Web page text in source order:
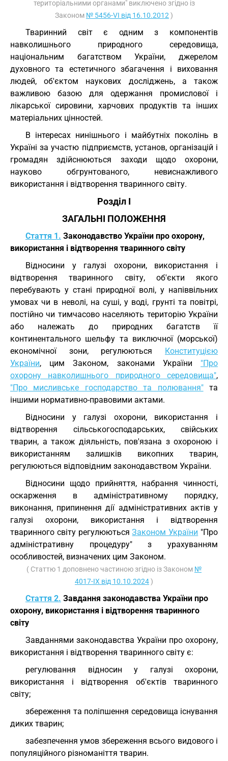
територіальними органами" виключено згідно із
Законом № 5456-VI від 16.10.2012 )
Тваринний світ є одним з компонентів
навколишнього природного середовища,
національним багатством України, джерелом
духовного та естетичного збагачення і виховання
людей, об'єктом наукових досліджень, а також
важливою базою для одержання промислової і
лікарської сировини, харчових продуктів та інших
матеріальних цінностей.
В інтересах нинішнього і майбутніх поколінь в
Україні за участю підприємств, установ, організацій і
громадян здійснюються заходи щодо охорони,
науково обгрунтованого, невиснажливого
використання і відтворення тваринного світу.
Розділ I
ЗАГАЛЬНІ ПОЛОЖЕННЯ
Стаття 1. Законодавство України про охорону,
використання і відтворення тваринного світу
Відносини у галузі охорони, використання і
відтворення тваринного світу, об'єкти якого
перебувають у стані природної волі, у напіввільних
умовах чи в неволі, на суші, у воді, грунті та повітрі,
постійно чи тимчасово населяють територію України
або належать до природних багатств її
континентального шельфу та виключної (морської)
економічної зони, регулюються Конституцією
України, цим Законом, законами України "Про
охорону навколишнього природного середовища",
"Про мисливське господарство та полювання"та
іншими нормативно-правовими актами.
Відносини у галузі охорони, використання і
відтворення сільськогосподарських, свійських
тварин, а також діяльність, пов'язана з охороною і
використанням залишків викопних тварин,
регулюються відповідним законодавством України.
Відносини щодо прийняття, набрання чинності,
оскарження в адміністративному порядку,
виконання, припинення дії адміністративних актів у
галузі охорони, використання і відтворення
тваринного світу регулюютьсяЗаконом України "Про
адміністративну процедуру" з урахуванням
особливостей, визначених цим Законом.
( Статтю 1 доповнено частиною згідно із Законом №
4017-IX від 10.10.2024)
Стаття 2. Завдання законодавства України про
охорону, використання і відтворення тваринного
світу
Завданнями законодавства України про охорону,
використання і відтворення тваринного світу є:
регулювання відносин у галузі охорони,
використання і відтворення об'єктів тваринного
світу;
збереження та поліпшення середовища існування
диких тварин;
забезпечення умов збереження всього видового і
популяційного різноманіття тварин.